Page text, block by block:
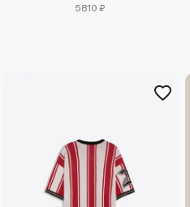
5810 ₽